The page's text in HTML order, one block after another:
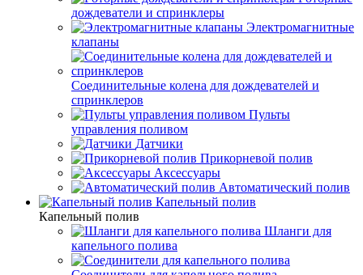
дождеватели и спринклеры
Электромагнитные
клапаны
Соединительные колена для дождевателей и
спринклеров
Пульты
управления поливом
Датчики
Прикорневой полив
Аксессуары
Автоматический полив
Капельный полив
Капельный полив
Шланги для
капельного полива